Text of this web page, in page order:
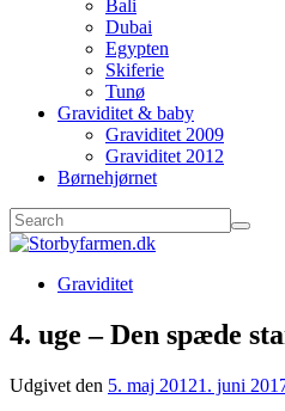
Bali
Dubai
Egypten
Skiferie
Tunø
Graviditet & baby
Graviditet 2009
Graviditet 2012
Børnehjørnet
Graviditet
4. uge – Den spæde
Udgivet den 5. maj 20121. juni